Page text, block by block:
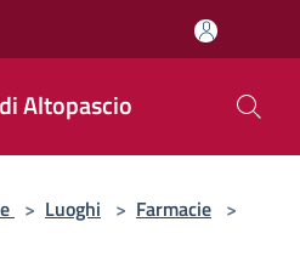
Altopascio
> Luoghi > Farmacie >